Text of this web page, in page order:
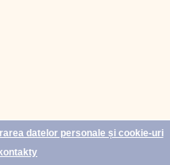
datelor personale și cookie-uri